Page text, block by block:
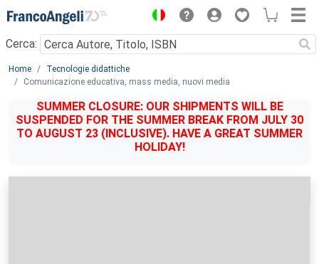
Menu
Cerca:
Main content
Home
Tecnologie didattiche
Comunicazione educativa, mass media, nuovi media
SUMMER CLOSURE: OUR SHIPMENTS WILL BE
SUSPENDED FOR THE SUMMER BREAK FROM JULY 30
TO AUGUST 23 (INCLUSIVE). HAVE A GREAT SUMMER
HOLIDAY!